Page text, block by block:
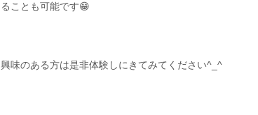
ることも可能です😁
興味のある方は是非体験しにきてみてください^_^